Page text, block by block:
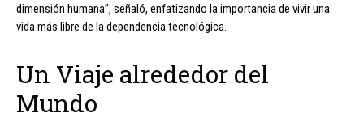
dimensión humana”, señaló, enfatizando la importancia de vivir una
vida más libre de la dependencia tecnológica.
Un Viaje alrededor del
Mundo